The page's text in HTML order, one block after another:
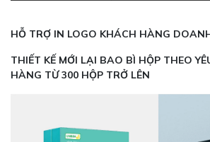
HỖ TRỢ IN LOGO KHÁCH HÀNG
THIẾT KẾ MỚI LẠI BAO BÌ HỘP THEO
HÀNG TỪ 300 HỘP TRỞ LÊN